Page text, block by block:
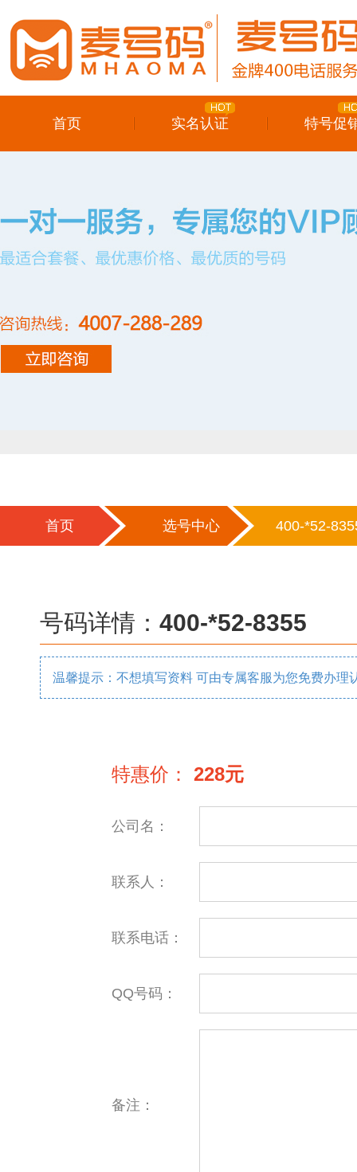
首页 实名认证 特号促
首页 选号中心 400-*52-
号码详情： 400-*52-8355
温馨提示：不想填写资料 可由专属客服为您免费办理
特惠价： 228元
公司名：
联系人：
联系电话：
QQ号码：
备注：